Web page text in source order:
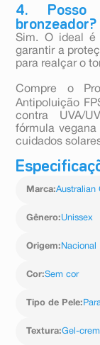
4. Posso
bronzeador?
Sim. O ideal é
garantir a
para realçar o
Compre o
Antipoluição
contra UVA/
fórmula
cuidados
Marca:Australian
Gênero:Unissex
Origem: Nacional
Cor:Sem cor
Tipo de Pele:
Textura:Gel-